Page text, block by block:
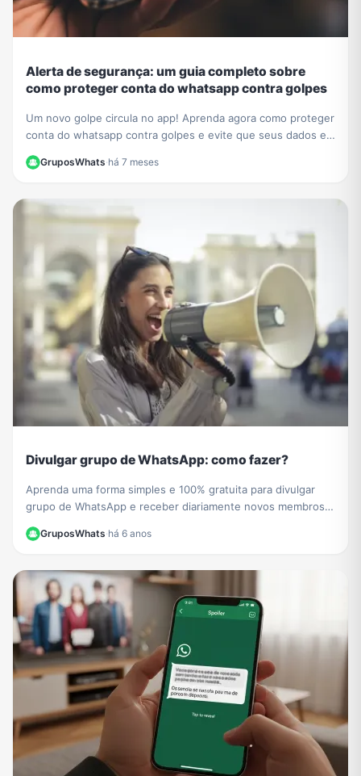
Alerta de segurança: um guia completo sobre
como proteger conta do whatsapp contra golpes
Um novo golpe circula no app! Aprenda agora como proteger
conta do whatsapp contra golpes e evite que seus dados e
GruposWhats·há 7 meses
Divulgar grupo de WhatsApp: como fazer?
Aprenda uma forma simples e 100% gratuita para divulgar
grupo de WhatsApp e receber diariamente novos membros e
GruposWhats·há 6 anos